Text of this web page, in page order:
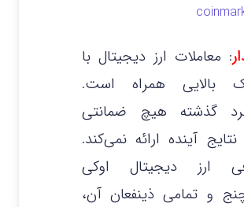
: معاملات ارز دیجیتال با
بالایی همراه است.
گذشته هیچ ضمانتی
آینده ارائه نمی‌کند.
ارز دیجیتال اوکی
و تمامی ذینفعان آن،